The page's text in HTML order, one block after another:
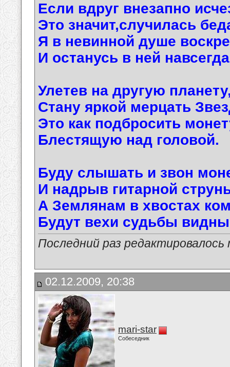
Если вдруг внезапно
Это значит,случилась
Я в невинной душе
И останусь в ней
Улетев на другую
Стану яркой мерцать
Это как подбросить
Блестящую над головой.
Буду слышать и звон
И надрыв гитарной
А Землянам в хвостах
Будут вехи судьбы
Последний раз
02.12.2009, 20:38
mari-star
Собеседник